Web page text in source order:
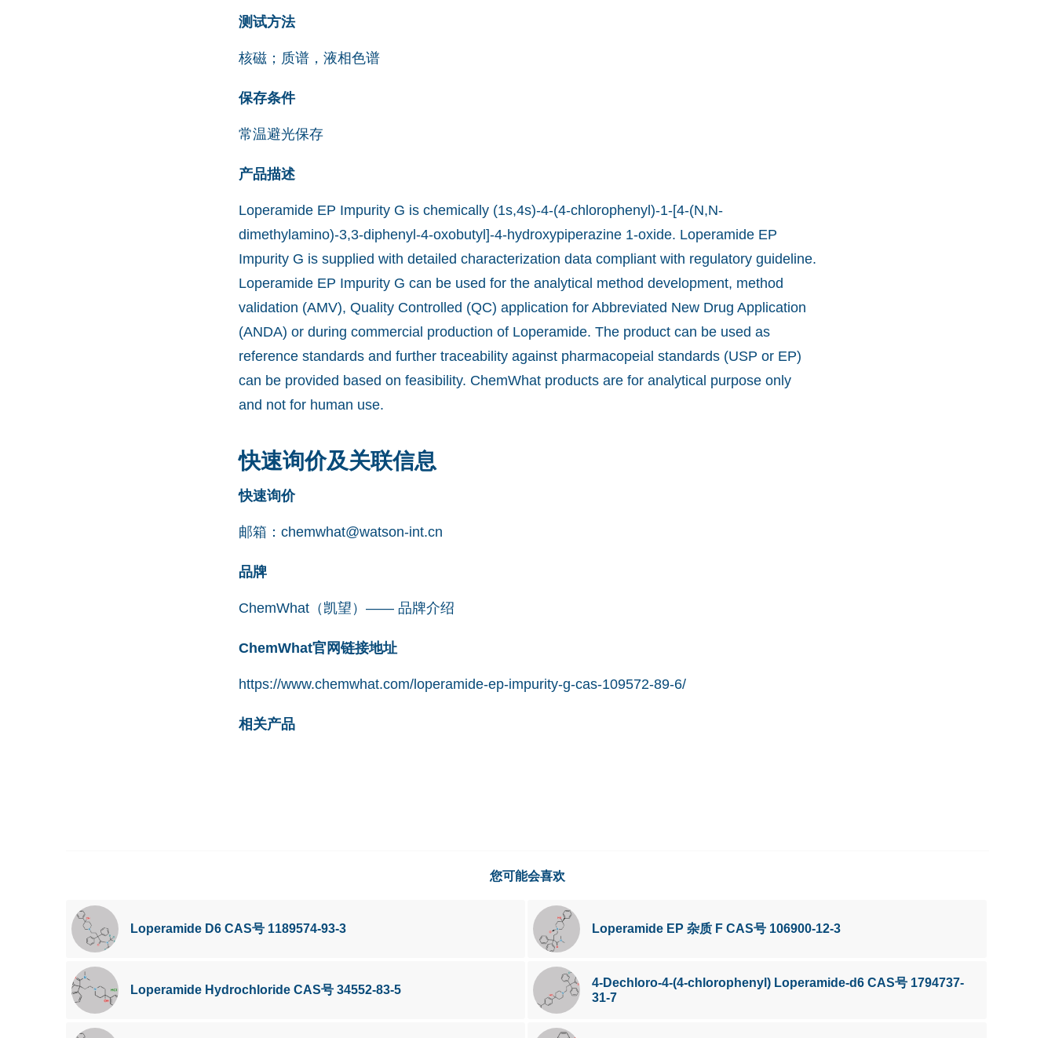
测试方法
核磁；质谱，液相色谱
保存条件
常温避光保存
产品描述
Loperamide EP Impurity G is chemically (1s,4s)-4-(4-chlorophenyl)-1-[4-(N,N-
dimethylamino)-3,3-diphenyl-4-oxobutyl]-4-hydroxypiperazine 1-oxide. Loperamide EP
Impurity G is supplied with detailed characterization data compliant with regulatory guideline.
Loperamide EP Impurity G can be used for the analytical method development, method
validation (AMV), Quality Controlled (QC) application for Abbreviated New Drug Application
(ANDA) or during commercial production of Loperamide. The product can be used as
reference standards and further traceability against pharmacopeial standards (USP or EP)
can be provided based on feasibility. ChemWhat products are for analytical purpose only
and not for human use.
快速询价及关联信息
快速询价
邮箱： chemwhat@watson-int.cn
品牌
ChemWhat（凯望）—— 品牌介绍
ChemWhat官网链接地址
https://www.chemwhat.com/loperamide-ep-impurity-g-cas-109572-89-6/
相关产品
您可能会喜欢
Loperamide D6 CAS号 1189574-93-3 Loperamide EP 杂质 F CAS号 106900-12-3
Loperamide Hydrochloride CAS号 34552-83-5
4-Dechloro-4-(4-chlorophenyl) Loperamide-d6 CAS号 1794737-
31-7